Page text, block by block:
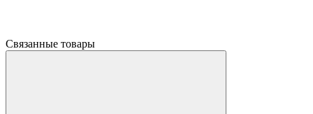
Связанные товары